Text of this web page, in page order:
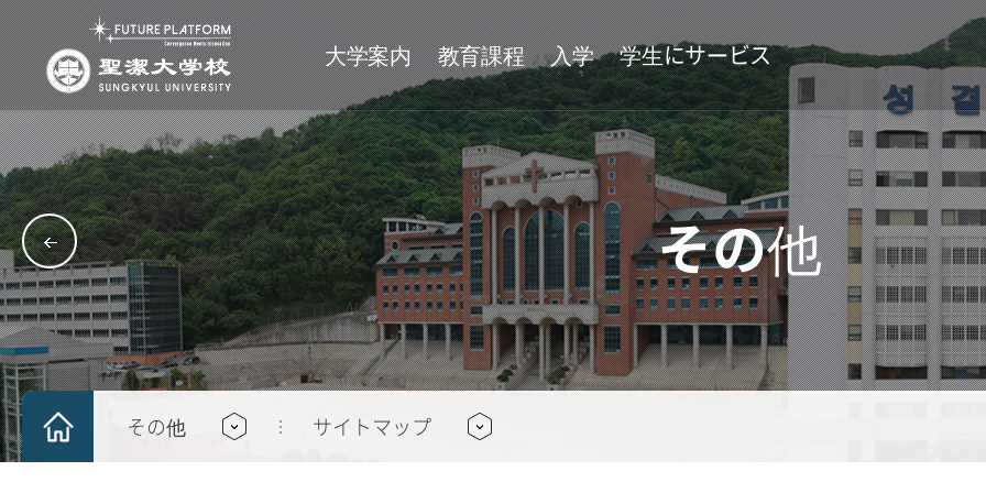
大学案内
理念 沿革
沿革
象徵 附屬施設
付属機関
付設機関
キャンパス案内
キャンパスツアー
アクセスマップ
教育課程
単科大学
神学大学
人文大学
社会科学大学
グローバル経営技術大
師範大学
IT工科大学
芸術大学
大学院
一般大学院
神学専門大学院
社会福祉大学院
経営行政大学院
入学
大学 大学院
学生にサービス
サークル
基督分科
文化分科
芸能分科
体育分科
学術/奉仕分科
学士日程 姉妹大学及び交換学生
その他
その他 サイトマップ